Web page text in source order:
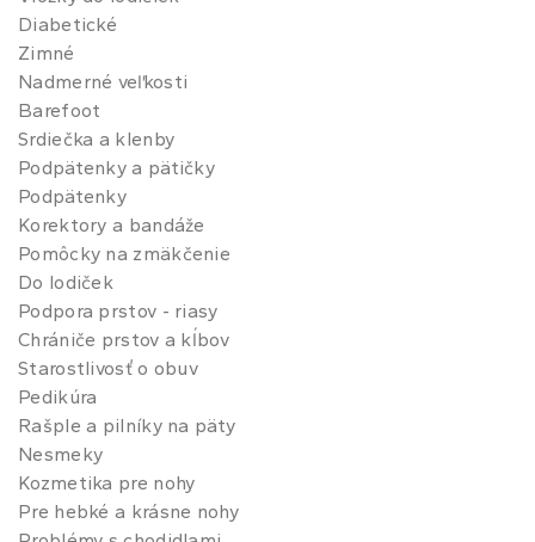
Diabetické
Zimné
Nadmerné veľkosti
Barefoot
Srdiečka a klenby
Podpätenky a pätičky
Podpätenky
Korektory a bandáže
Pomôcky na zmäkčenie
Do lodiček
Podpora prstov - riasy
Chrániče prstov a kĺbov
Starostlivosť o obuv
Pedikúra
Rašple a pilníky na päty
Nesmeky
Kozmetika pre nohy
Pre hebké a krásne nohy